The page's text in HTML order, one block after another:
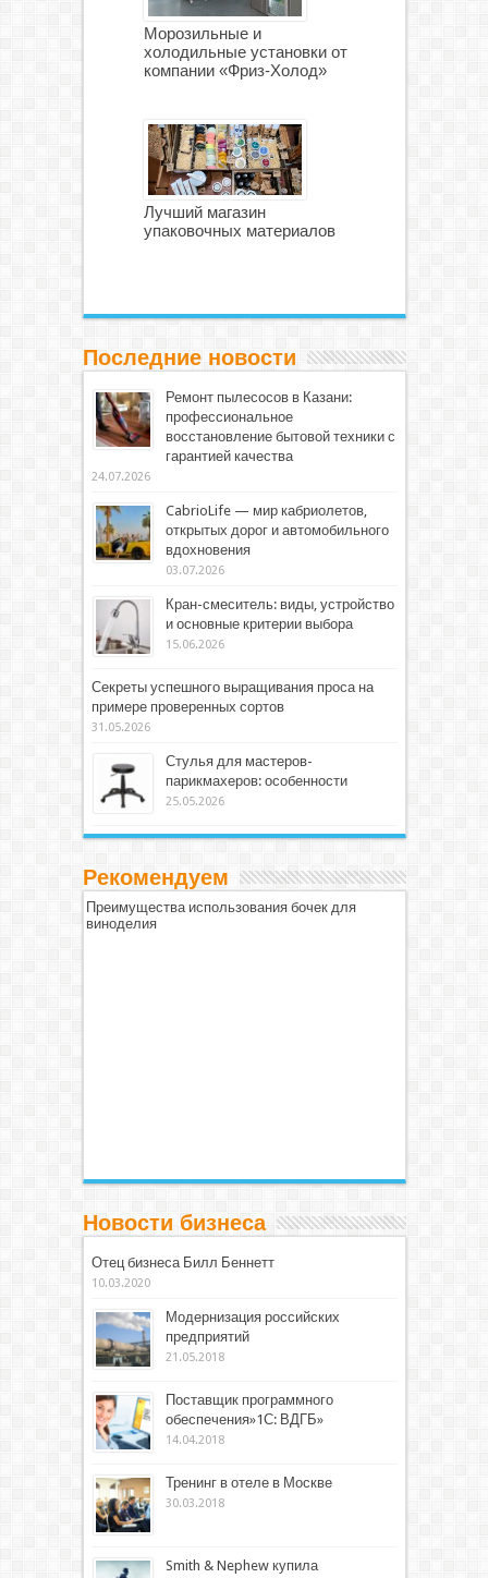
Морозильные и
холодильные установки от
компании «Фриз-Холод»
Лучший магазин
упаковочных материалов
Последние новости
Ремонт пылесосов в Казани:
профессиональное
восстановление бытовой техники с
гарантией качества
24.07.2026
CabrioLife — мир кабриолетов,
открытых дорог и автомобильного
вдохновения
03.07.2026
Кран-смеситель: виды, устройство
и основные критерии выбора
15.06.2026
Секреты успешного выращивания проса на
примере проверенных сортов
31.05.2026
Стулья для мастеров-
парикмахеров: особенности
25.05.2026
Рекомендуем
Преимущества использования бочек для
виноделия
Новости бизнеса
Отец бизнеса Билл Беннетт
10.03.2020
Модернизация российских
предприятий
21.05.2018
Поставщик программного
обеспечения»1С: ВДГБ»
14.04.2018
Тренинг в отеле в Москве
30.03.2018
Smith & Nephew купила